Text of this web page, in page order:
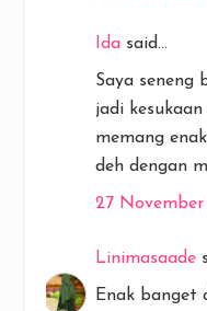
Ida said...
Saya seneng
jadi
memang
deh dengan
27
Linimasaade
Enak banget